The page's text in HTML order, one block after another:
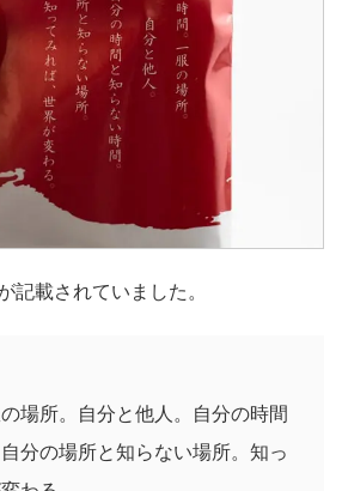
記載されていました。
場所。自分と他人。自分の時間
分の場所と知らない場所。知っ